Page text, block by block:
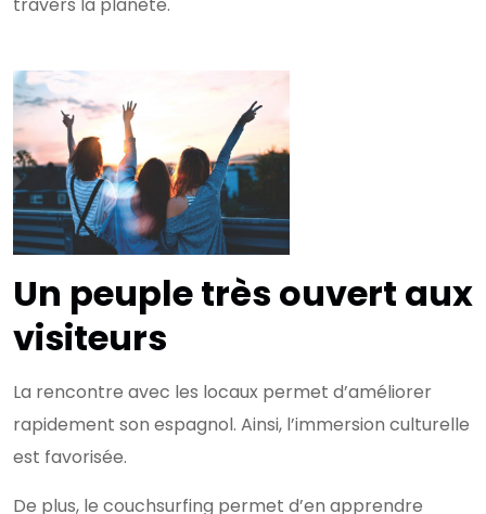
Un peuple très ouvert aux
visiteurs
La rencontre avec les locaux permet d’améliorer
rapidement son espagnol. Ainsi, l’immersion culturelle
est favorisée.
De plus, le couchsurfing permet d’en apprendre